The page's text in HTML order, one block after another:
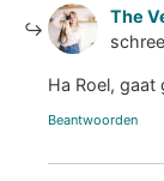
The
Ha Roel,
Beantwoorden